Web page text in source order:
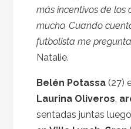
más incentivos de los
mucho. Cuando
futbolista me
Natalie.
Belén Potassa (27)
Laurina Oliveros,
sentadas juntas